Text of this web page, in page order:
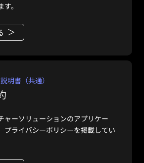
。
明書（共通）
ャーソリューションのアプリケー
プライバシーポリシーを掲載してい